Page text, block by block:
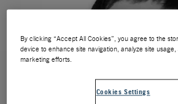
By clicking “Accept All Cookies”, you agree to the
device to enhance site navigation, analyze site
marketing efforts.
Cookies Settings